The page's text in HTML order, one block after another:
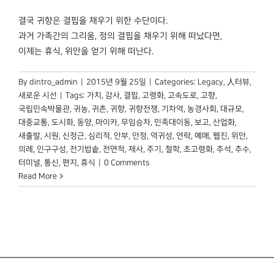
결국 귀향은 결핍을 채우기 위한 수단이다.
과거 가족간의 그리움, 정의 결핍을 채우기 위해 떠났다면,
이제는 휴식, 위안을 얻기 위해 떠난다.
By dintro_admin 2015년 9월 25일 Categories: Legacy, 人터뷰,
새로운 시선
Tags: 가치 , 감사, 결핍, 고령화, 고속도로, 고향,
국립민속박물관, 귀농, 귀촌, 귀향, 귀향전쟁, 기차역, 농경사회 , 대규모,
대중교통, 도시화, 동양, 마이카, 무임승차, 민족대이동, 보고, 산업화,
새출발, 시원, 신정근, 심리적, 안부, 안정, 역귀성, 연락, 예매 , 웹진, 위안,
의례 , 인구구성, 전기밥솥, 전면적, 제사, 주기 , 철학, 초고령화, 추석, 추수,
터미널, 통신, 편지 , 휴식
0 Comments
Read More